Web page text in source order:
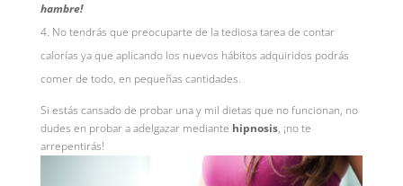
hambre!
No tendrás que preocuparte de la tediosa tarea de contar
calorías ya que aplicando los nuevos hábitos adquiridos podrás
comer de todo, en pequeñas cantidades.
Si estás cansado de probar una y mil dietas que no funcionan, no
dudes en probar a adelgazar mediante hipnosis, ¡no te
arrepentirás!